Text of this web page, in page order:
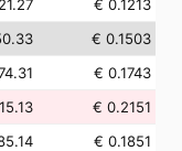
€ 0.1213
€ 0.1503
€ 0.1743
€ 0.2151
€ 0.1851